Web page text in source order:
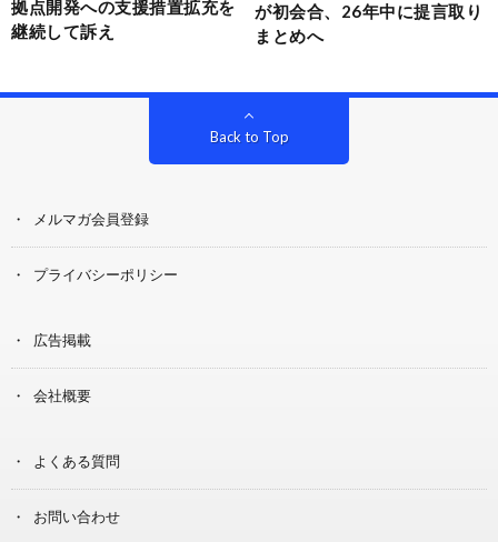
拠点開発への支援措置拡充を
継続して訴え
が初会合、26年中に提言取り
まとめへ
Back to Top
メルマガ会員登録
プライバシーポリシー
広告掲載
会社概要
よくある質問
お問い合わせ